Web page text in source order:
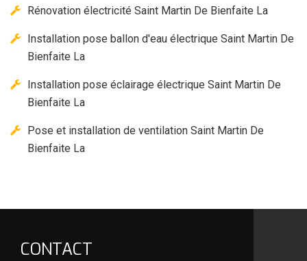
Rénovation électricité Saint Martin De Bienfaite La
Installation pose ballon d'eau électrique Saint Martin De
Bienfaite La
Installation pose éclairage électrique Saint Martin De
Bienfaite La
Pose et installation de ventilation Saint Martin De
Bienfaite La
CONTACT